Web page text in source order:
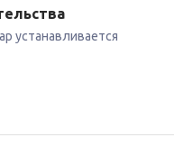
устанавливается